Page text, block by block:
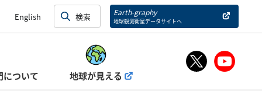
English Earth-graphy
地球観測衛星データサイトへ
について 地球が見える